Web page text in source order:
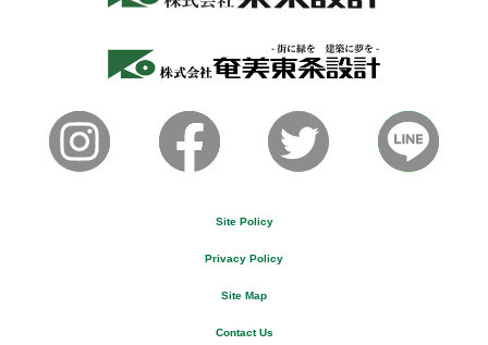
Site Policy
Privacy Policy
Site Map
Contact Us